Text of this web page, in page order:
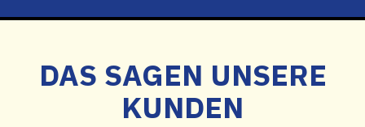
DAS SAGEN UNSERE
KUNDEN